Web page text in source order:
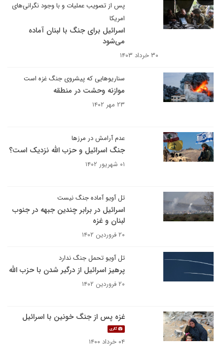
پس از تصویب عملیات و با وجود نگرانی‌های
امریکا
اسرائیل برای جنگ با لبنان آماده
می‌شود
۳۰ خرداد ۱۴۰۳
سناریوهایی که پیشروی جنگ غزه است
موازنه وحشت در منطقه
۲۳ مهر ۱۴۰۲
عدم آرامش در مرزها
جنگ اسرائیل و حزب الله نزدیک است؟
۰۱ شهریور ۱۴۰۲
تل آویو آماده جنگ نیست
اسرائیل در برابر چندین جبهه در جنوب
لبنان و غزه
۲۰ فروردین ۱۴۰۲
تل آویو تحمل جنگ ندارد
پرهیز اسرائیل از درگیر شدن با حزب الله
۲۰ فروردین ۱۴۰۲
غزه پس از جنگ خونین با اسرائیل
گالری
۰۴ خرداد ۱۴۰۰